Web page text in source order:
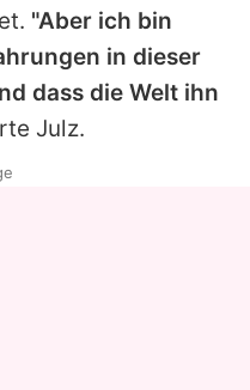
"Aber ich bin
in dieser
dass die Welt ihn
Julz.